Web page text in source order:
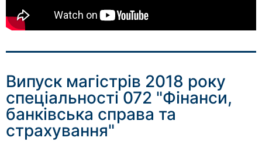
Випуск магістрів 2018 року
спеціальності 072 "Фінанси,
банківська справа та
страхування"